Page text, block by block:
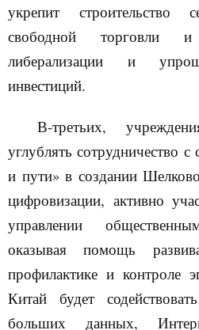
укрепит строительство
свободной торговли
либерализации и
инвестиций.
В-третьих,
углублять сотрудничество
и пути» в создании
цифровизации, активно
управлении
оказывая помощь
профилактике и контроле
Китай будет
больших данных,